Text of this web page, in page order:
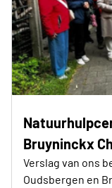
Bruyninckx
Verslag van ons
Oudsbergen en